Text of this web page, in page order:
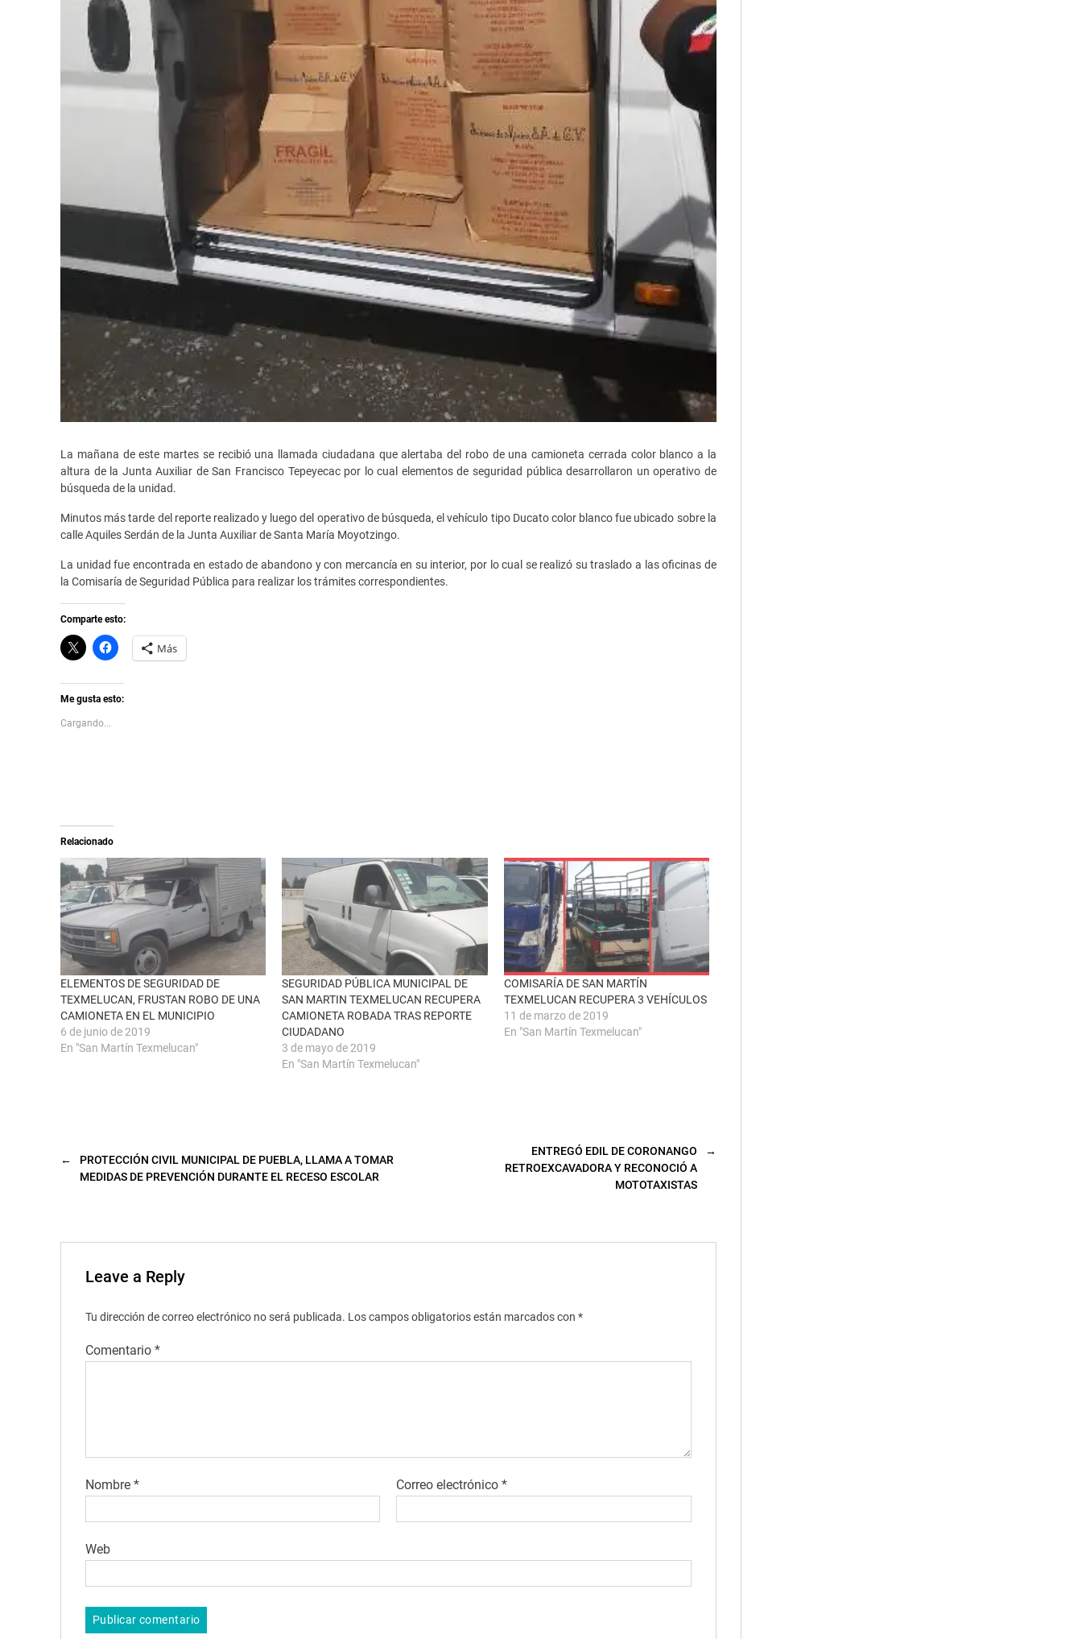
La mañana de este martes se recibió una llamada ciudadana que alertaba del robo de una camioneta cerrada color blanco a la
altura de la Junta Auxiliar de San Francisco Tepeyecac por lo cual elementos de seguridad pública desarrollaron un operativo de
búsqueda de la unidad.
Minutos más tarde del reporte realizado y luego del operativo de búsqueda, el vehículo tipo Ducato color blanco fue ubicado sobre la
calle Aquiles Serdán de la Junta Auxiliar de Santa María Moyotzingo.
La unidad fue encontrada en estado de abandono y con mercancía en su interior, por lo cual se realizó su traslado a las oficinas de
la Comisaría de Seguridad Pública para realizar los trámites correspondientes.
Comparte esto:
C
l
k
t
o
s
h
e
a
b
r
e
e
n
u
n
v
e
n
a
n
a
n
u
e
v
a
)
H
a
l
i
t
r
e
n
F
a
c
e
b
o
o
k
(
e
a
b
r
e
e
n
u
n
e
Más
Me gusta esto:
Cargando...
Relacionado
ELEMENTOS DE SEGURIDAD DE
TEXMELUCAN, FRUSTAN ROBO DE UNA
CAMIONETA EN EL MUNICIPIO
6 de junio de 2019
En "San Martín Texmelucan"
SEGURIDAD PÚBLICA MUNICIPAL DE
SAN MARTIN TEXMELUCAN RECUPERA
CAMIONETA ROBADA TRAS REPORTE
CIUDADANO
3 de mayo de 2019
En "San Martín Texmelucan"
COMISARÍA DE SAN MARTÍN
TEXMELUCAN RECUPERA 3 VEHÍCULOS
11 de marzo de 2019
En "San Martín Texmelucan"
←
PROTECCIÓN CIVIL MUNICIPAL DE PUEBLA, LLAMA A TOMAR
MEDIDAS DE PREVENCIÓN DURANTE EL RECESO ESCOLAR
→
ENTREGÓ EDIL DE CORONANGO
RETROEXCAVADORA Y RECONOCIÓ A
MOTOTAXISTAS
Leave a Reply
Tu dirección de correo electrónico no será publicada. Los campos obligatorios están marcados con *
Comentario *
Nombre * Correo electrónico*
Web